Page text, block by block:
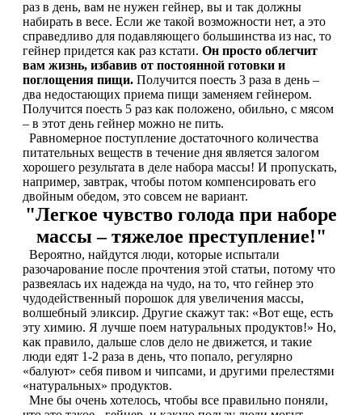
Протеиновые печенья
Для тренировки
НАЗАД
BCAA
НАЗАД
BCAA в таблетках и капсулах
Креатин
Предтренировочные комплексы
Изотоники
раз в день, вам не нужен гейнер, вы и так должны
набирать в весе. Если же такой возможности нет, а это
справедливо для подавляющего большинства из нас, то
гейнер придется как раз кстати. Он просто облегчит
вам жизнь, избавив от постоянной готовки и
поглощения пищи. Получится поесть 3 раза в день –
два недостающих приема пищи заменяем гейнером.
Получится поесть 5 раз как положено, обильно, с мясом
– в этот день гейнер можно не пить.
Равномерное поступление достаточного количества
питательных веществ в течение дня является залогом
хорошего результата в деле набора массы! И пропускать,
например, завтрак, чтобы потом компенсировать его
двойным обедом, это совсем не вариант.
"Легкое чувство голода при наборе
массы – тяжелое преступление!"
Вероятно, найдутся люди, которые испытали
разочарование после прочтения этой статьи, потому что
развеялась их надежда на чудо, на то, что гейнер это
чудодейственный порошок для увеличения массы,
волшебный эликсир. Другие скажут так: «Вот еще, есть
эту химию. Я лучше поем натуральных продуктов!» Но,
как правило, дальше слов дело не движется, и такие
люди едят 1-2 раза в день, что попало, регулярно
«балуют» себя пивом и чипсами, и другими прелестями
«натуральных» продуктов.
Мне бы очень хотелось, чтобы все правильно поняли,